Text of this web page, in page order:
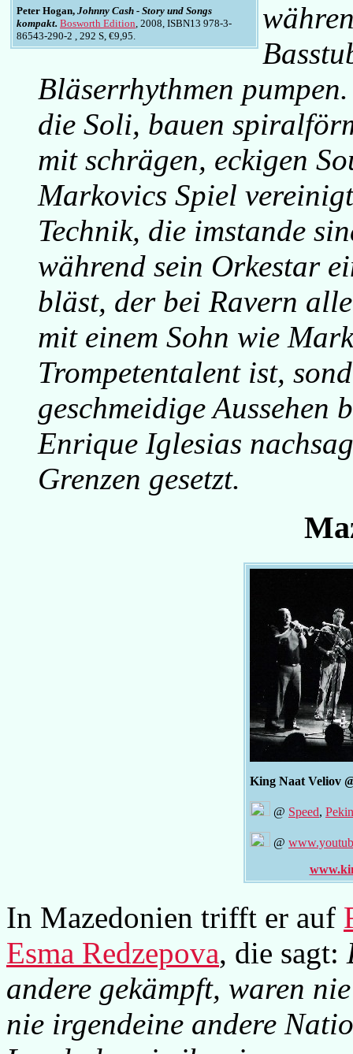
Peter Hogan, Johnny Cash - Story und Songs
kompakt. Bosworth Edition, 2008, ISBN13 978-3-
86543-290-2 , 292 S, €9,95.
Bläserrhythmen
die Soli, bauen
mit schrägen, eckigen
Markovics Spiel
Technik, die imstande
während sein Orkestar
bläst, der bei Ravern
mit einem Sohn wie
Trompetentalent ist,
geschmeidige Aussehen
Enrique Iglesias
Grenzen gesetzt.
King Naat Veliov
@ Speed,
@
In Mazedonien trifft er auf
Esma Redzepova, die sagt:
andere gekämpft, waren
nie irgendeine andere